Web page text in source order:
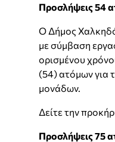
Προσλήψεις 54
Ο Δήμος
με σύμβαση
ορισμένου
(54) ατόμων για
μονάδων.
Δείτε την
Προσλήψεις 75